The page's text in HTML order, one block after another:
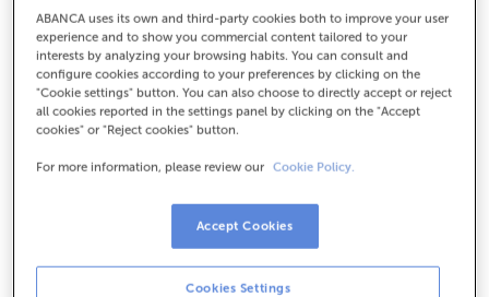
927275824
Com arribar
De dilluns a divendres de8:15 a 14:00.
cita prèviai t'atendrem el dia i hora que
ABANCA uses its own and third-party cookies both to improve your user
experience and to show you commercial content tailored to your
interests by analyzing your browsing habits. You can consult and
configure cookies according to your preferences by clicking on the
"Cookie settings" button. You can also choose to directly accept or reject
all cookies reported in the settings panel by clicking on the "Accept
cookies" or "Reject cookies" button.
For more information, please review our Cookie Policy.
Cookies Settings
Accept Cookies